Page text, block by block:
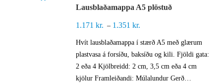
Lausblaðamappa A5 plöstuð
1.171kr. – 1.351kr.
through
Hvít lausblaðamappa í stærð A5 með glærum
plastvasa á forsíðu, baksíðu og kili. Fjöldi gata:
2 eða 4 Kjölbreidd: 2 cm, 3,5 cm eða 4 cm
kjölur Framleiðandi: Múlalundur Gerð…